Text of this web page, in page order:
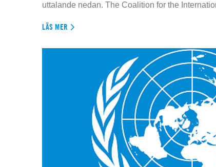
uttalande nedan. The Coalition for the
LÄS MER